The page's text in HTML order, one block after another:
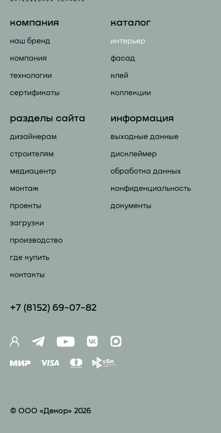
компания
наш бренд
компания
технологии
сертификаты
каталог
интерьер
фасад
клей
коллекции
разделы сайта
дизайнерам
строителям
медиацентр
монтаж
проекты
загрузки
производство
где купить
контакты
информация
выходные данные
дисклеймер
обработка данных
конфиденциальность
документы
+7 (81 52) 69-07-82
© ООО «Декор» 2026